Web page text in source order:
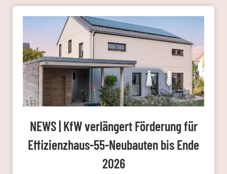
NEWS | KfW verlängert Förderung für
Effizienzhaus-55-Neubauten bis Ende
2026